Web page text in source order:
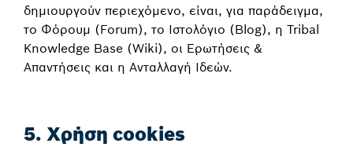
δημιουργούν περιεχόμενο, είναι, για παράδειγμα,
το Φόρουμ (Forum), το Ιστολόγιο (Blog), η Tribal
Knowledge Base (Wiki), οι Ερωτήσεις &
Απαντήσεις και η Ανταλλαγή Ιδεών.
5. Χρήση cookies